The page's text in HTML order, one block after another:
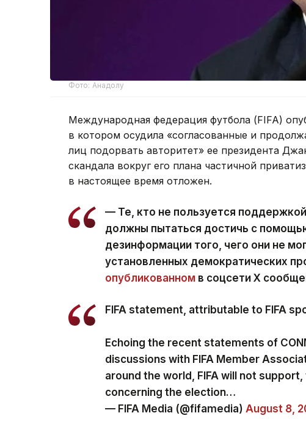
Фото: Анадолу
Международная федерация футбола (FIFA)
в котором осудила «согласованные и
лиц подорвать авторитет» ее президента
скандала вокруг его плана частичной
в настоящее время отложен.
— Те, кто не пользуется
должны пытаться достичь с
дезинформации того, чего они не
установленных демократических
опубликованном в соцсети Х
FIFA statement, attributable to FIFA
Echoing the recent statements of
discussions with FIFA Member
around the world, FIFA will not
concerning the election…
— FIFA Media (@fifamedia) August 8,